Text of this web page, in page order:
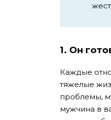
1. Он
Каждые
тяжелые
проблемы,
мужчина в